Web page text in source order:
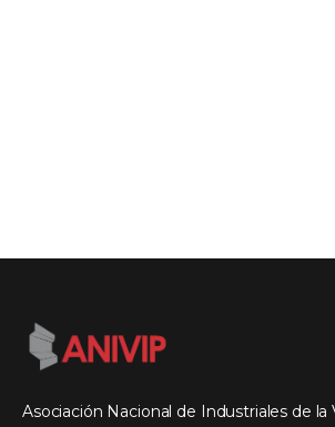
Asociación Nacional de Industriales de la